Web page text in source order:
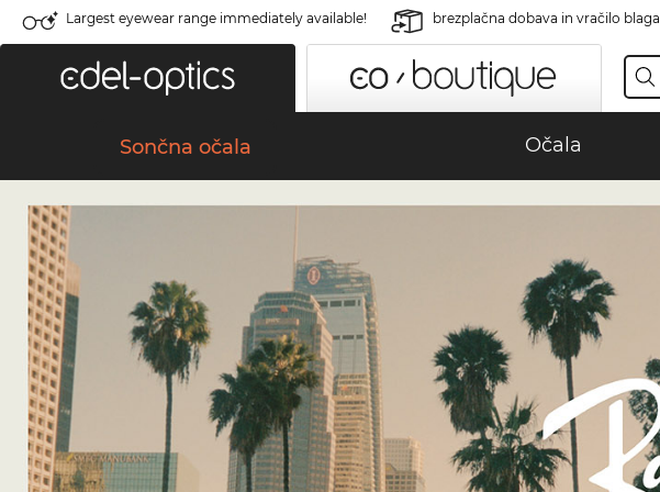
Largest eyewear range immediately available! brezplačna dobava in vračilo blaga
Sončna očala Očala